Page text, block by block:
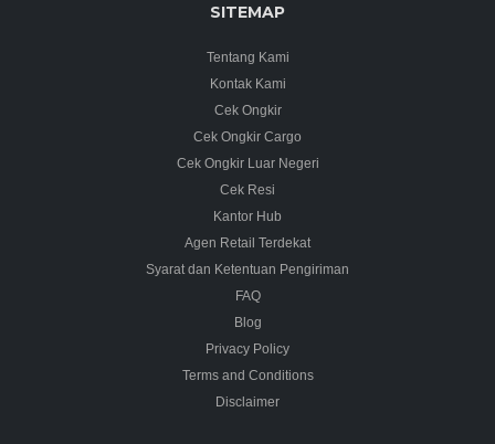
SITEMAP
Tentang Kami
Kontak Kami
Cek Ongkir
Cek Ongkir Cargo
Cek Ongkir Luar Negeri
Cek Resi
Kantor Hub
Agen Retail Terdekat
Syarat dan Ketentuan Pengiriman
FAQ
Blog
Privacy Policy
Terms and Conditions
Disclaimer